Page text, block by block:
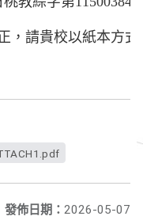
，請貴校以紙本方
發佈日期： 2026-05-07